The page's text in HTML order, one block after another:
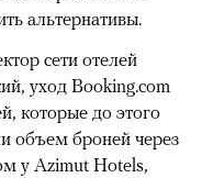
альтернативы.
сети отелей
уход Booking.com
которые до этого
объем броней через
у Azimut Hotels,